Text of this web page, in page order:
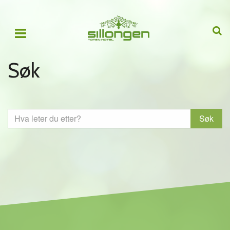
Søk
Søk